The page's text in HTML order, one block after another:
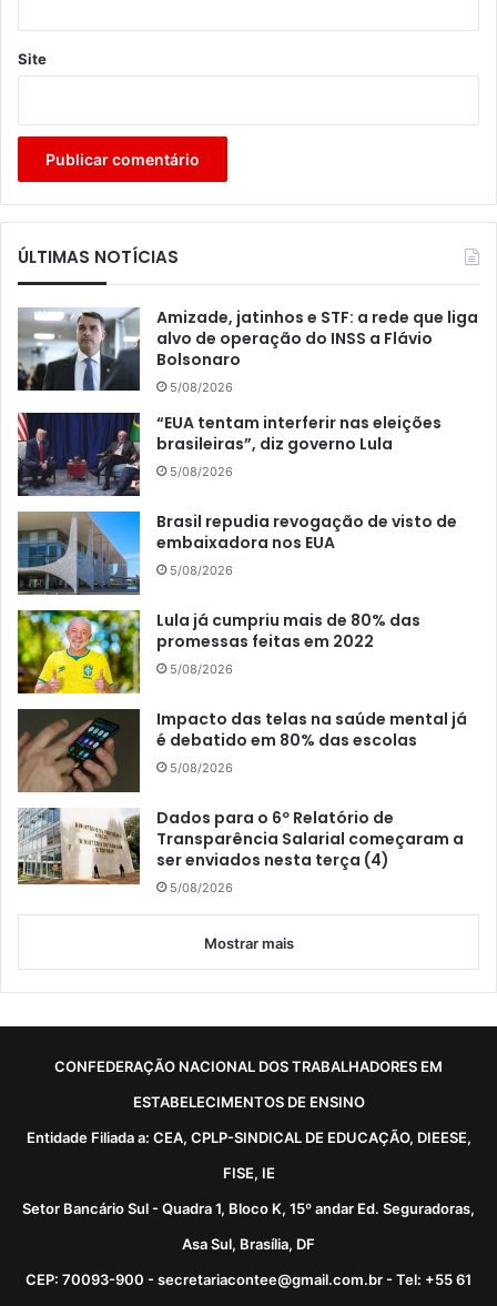
Site
ÚLTIMAS NOTÍCIAS
Amizade, jatinhos e STF: a rede que liga
alvo de operação do INSS a Flávio
Bolsonaro
5/08/2026
“EUA tentam interferir nas eleições
brasileiras”, diz governo Lula
5/08/2026
Brasil repudia revogação de visto de
embaixadora nos EUA
5/08/2026
Lula já cumpriu mais de 80% das
promessas feitas em 2022
5/08/2026
Impacto das telas na saúde mental já
é debatido em 80% das escolas
5/08/2026
Dados para o 6º Relatório de
Transparência Salarial começaram a
ser enviados nesta terça (4)
5/08/2026
Mostrar mais
CONFEDERAÇÃO NACIONAL DOS TRABALHADORES EM
ESTABELECIMENTOS DE ENSINO
Entidade Filiada a: CEA, CPLP-SINDICAL DE EDUCAÇÃO, DIEESE,
FISE, IE
Setor Bancário Sul - Quadra 1, Bloco K, 15º andar Ed. Seguradoras,
Asa Sul, Brasília, DF
CEP: 70093-900 - secretariacontee@gmail.com.br - Tel: +55 61